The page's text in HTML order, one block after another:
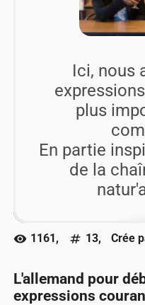
Ici, nous
plus
En partie
de la
visibility 1161, numbers 13, Crée
L'allemand pour
expressions